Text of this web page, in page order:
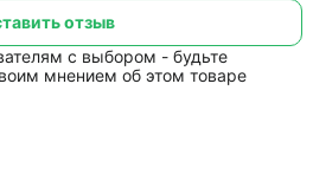
с выбором - будьте
мнением об этом товаре
отзыв